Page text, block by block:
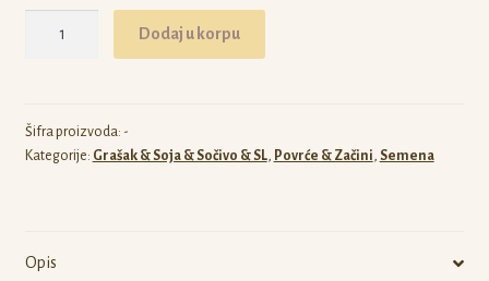
Dodaj u korpu
Šifra proizvoda: -
Kategorije: Grašak & Soja & Sočivo & SL, Povrće & Začini, Semena
Opis